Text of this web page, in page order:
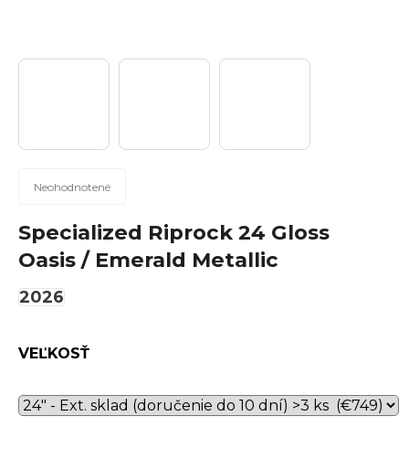
Priemerné
produktu
je
0,0
z
5
Neohodnotené
Specialized Riprock 24 Gloss
Oasis / Emerald Metallic
2026
VEĽKOSŤ
?
Hľadať
d
o